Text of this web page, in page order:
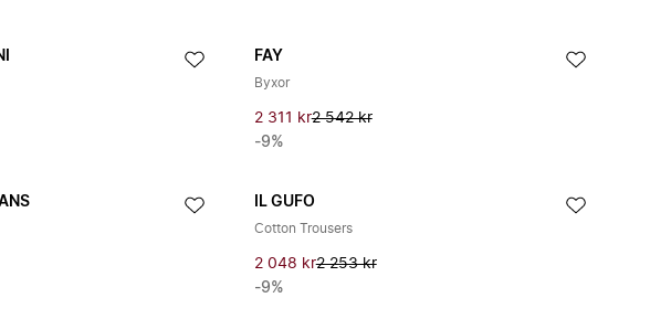
FAY
Byxor
2 311 kr2 542 kr
-9%
IL GUFO
Cotton Trousers
2 048 kr2 253 kr
-9%